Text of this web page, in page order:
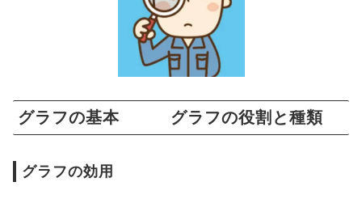
グラフの基本 グラフの役割と種類
グラフの効用